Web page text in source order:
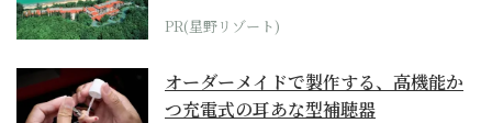
ホテル by...
PR(星野リゾート)
オーダーメイドで製作する、高機能か
つ充電式の耳あな型補聴器